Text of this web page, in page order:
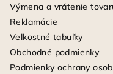
Výmena a vrátenie
Reklamácie
Veľkostné tabuľky
Obchodné podmienky
Podmienky ochrany